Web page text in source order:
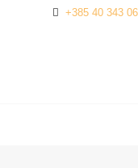
+385 40 343